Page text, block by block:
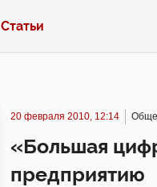
Статьи
20 февраля 2010, 12:14
«Большая
предприятию